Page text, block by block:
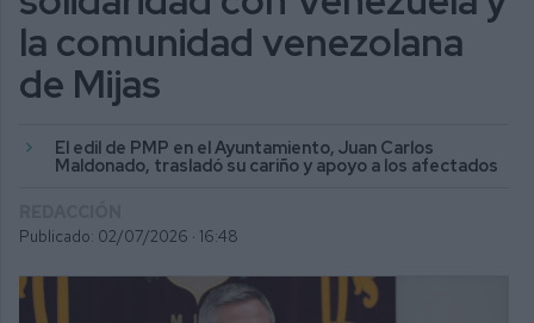
la comunidad venezolana
de Mijas
El edil de PMP en el Ayuntamiento, Juan Carlos
Maldonado, trasladó su cariño y apoyo a los afectados
Publicado: 02/07/2026 · 16:48